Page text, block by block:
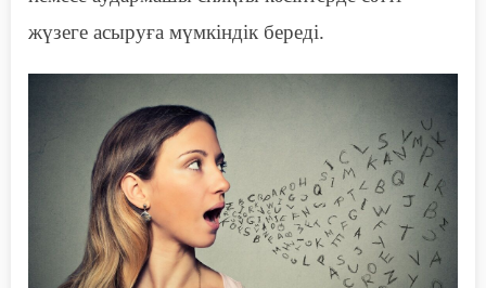
жүзеге асыруға мүмкіндік береді.